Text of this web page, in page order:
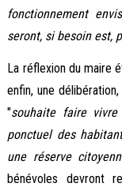
fonctionnement
seront, si besoin est,
La réflexion du maire
enfin, une
"souhaite faire vivre
ponctuel des
une réserve
bénévoles devront